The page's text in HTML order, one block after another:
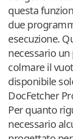
questa
due
esecuzione.
necessario
colmare il
disponibile
DocFetcher
Per quanto
necessario